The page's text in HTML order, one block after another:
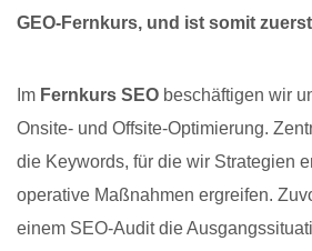
GEO-Fernkurs, und ist somit
Im Fernkurs SEO beschäftigen wir
Onsite- und Offsite-Optimierung.
die Keywords, für die wir Strategien
operative Maßnahmen ergreifen.
einem SEO-Audit die